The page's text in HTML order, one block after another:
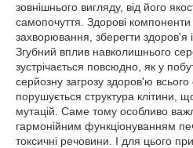
зовнішнього вигляду, від його
самопочуття. Здорові компоненти
захворювання, зберегти здоров'я і
Згубний вплив навколишнього
зустрічається повсюдно, як у
серйозну загрозу здоров'ю
порушується структура клітини,
мутацій. Саме тому особливо
гармонійним функціонуванням
токсичні речовини. І для цього